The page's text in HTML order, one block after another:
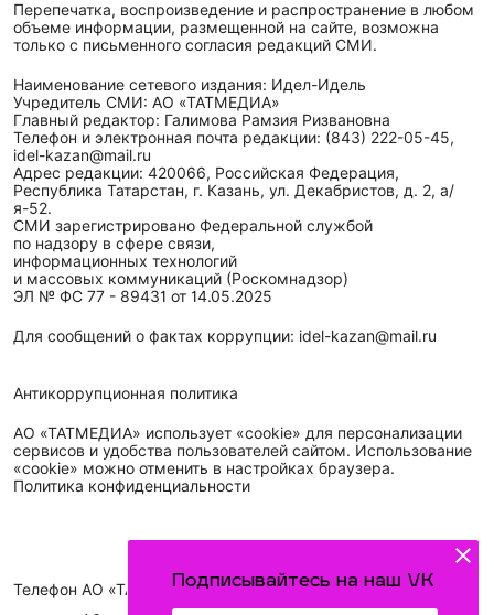
Подписывайтесь на наш VK
Перепечатка, воспроизведение и распространение в любом
объеме информации, размещенной на сайте, возможна
только с письменного согласия редакций СМИ.
Наименование сетевого издания: Идел-Идель
Учредитель СМИ: АО «ТАТМЕДИА»
Главный редактор: Галимова Рамзия Ризвановна
Телефон и электронная почта редакции: (843) 222-05-45,
idel-kazan@mail.ru
Адрес редакции: 420066, Российская Федерация,
Республика Татарстан, г. Казань, ул. Декабристов, д. 2, а/
я-52.
СМИ зарегистрировано Федеральной службой
по надзору в сфере связи,
информационных технологий
и массовых коммуникаций (Роскомнадзор)
ЭЛ № ФС 77 - 89431 от 14.05.2025
Для сообщений о фактах коррупции: idel-kazan@mail.ru
Антикоррупционная политика
АО «ТАТМЕДИА» использует «cookie» для персонализации
сервисов и удобства пользователей сайтом. Использование
«cookie» можно отменить в настройках браузера.
Политика конфиденциальности
Телефон АО «ТАТМЕДИА»:(843) 222 09 84